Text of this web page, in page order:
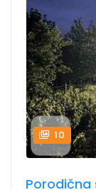
10